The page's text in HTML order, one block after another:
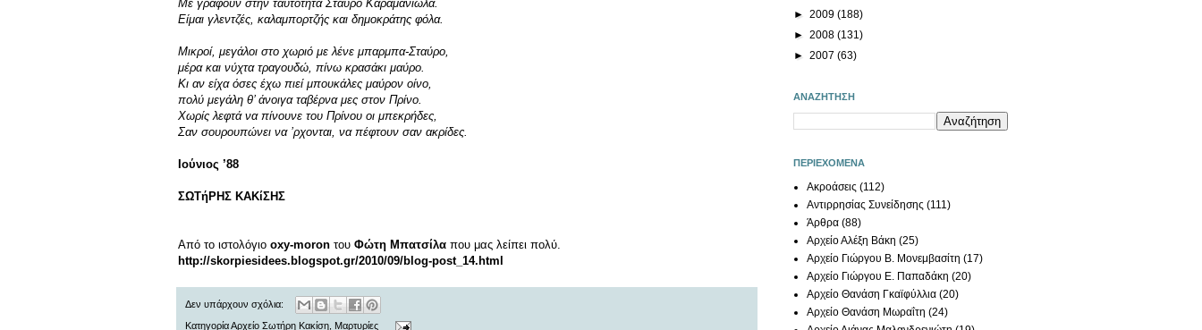
Με γράφουν στην ταυτότητα Σταύρο Καραμανιώλα.
Είμαι γλεντζές, καλαμπορτζής και δημοκράτης φόλα.
Μικροί, μεγάλοι στο χωριό με λένε μπαρμπα-Σταύρο,
μέρα και νύχτα τραγουδώ, πίνω κρασάκι μαύρο.
Κι αν είχα όσες έχω πιεί μπουκάλες μαύρον οίνο,
πολύ μεγάλη θ’ άνοιγα ταβέρνα μες στον Πρίνο.
Χωρίς λεφτά να πίνουνε του Πρίνου οι μπεκρήδες,
Σαν σουρουπώνει να ’ρχονται, να πέφτουν σαν ακρίδες.
Ιούνιος ’88
ΣΩΤήΡΗΣ ΚΑΚίΣΗΣ
Από το ιστολόγιο oxy-moron του Φώτη Μπατσίλα που μας λείπει πολύ.
http://skorpiesidees.blogspot.gr/2010/09/blog-post_14.html
Δεν υπάρχουν σχόλια:
ΚατηγορίαΑρχείο Σωτήρη Κακίση Μαρτυρίες
► 2009 (188)
► 2008 (131)
► 2007 (63)
ΑΝΑΖΗΤΗΣΗ
ΠΕΡΙΕΧΟΜΕΝΑ
Ακροάσεις (112)
Αντιρρησίας Συνείδησης (111)
Άρθρα (88)
Αρχείο Αλέξη Βάκη (25)
Αρχείο Γιώργου Β. Μονεμβασίτη (17)
Αρχείο Γιώργου Ε. Παπαδάκη (20)
Αρχείο Θανάση Γκαϊφύλλια (20)
Αρχείο Θανάση Μωραΐτη (24)